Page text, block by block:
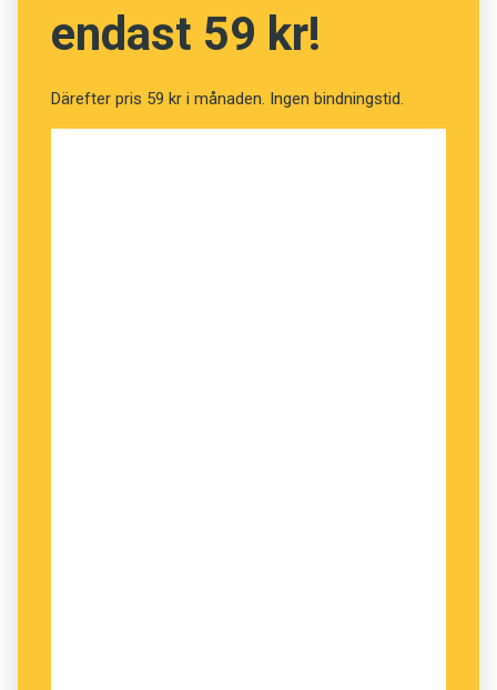
endast 59 kr!
Därefter pris 59 kr i månaden. Ingen bindningstid.